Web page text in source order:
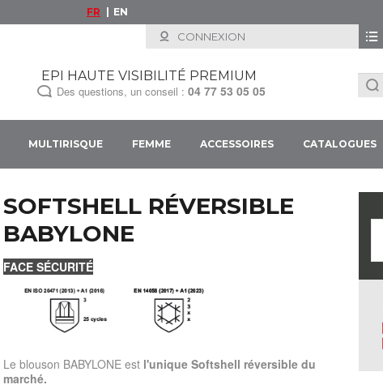
FR EN
CONNEXION
EPI HAUTE VISIBILITÉ PREMIUM
Des questions, un conseil : 04 77 53 05 05
MULTIRISQUE FEMME ACCESSOIRES CATALOGUES
SOFTSHELL RÉVERSIBLE
BABYLONE
FACE SÉCURITÉ
Le blouson BABYLONE est l'unique Softshell réversible du
marché.